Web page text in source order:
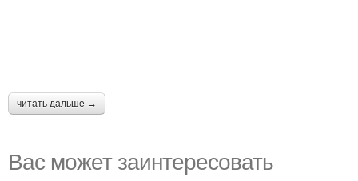
читать дальше →
Вас может заинтересовать